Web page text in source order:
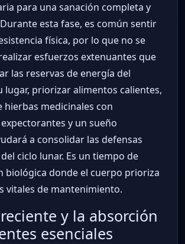
para una sanación completa y
esta fase, es común sentir
física, por lo que no se
esfuerzos extenuantes que
las reservas de energía del
lugar, priorizar alimentos calientes,
hierbas medicinales con
y un sueño
a consolidar las defensas
ciclo lunar. Es un tiempo de
biológica donde el cuerpo prioriza
vitales de mantenimiento.
y la absorción
esenciales